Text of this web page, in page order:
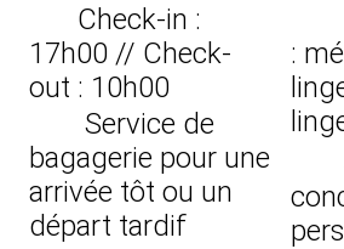
Check-in :
17h00 // Check-
out : 10h00
Service de
bagagerie pour une
arrivée tôt ou un
départ tardif
: